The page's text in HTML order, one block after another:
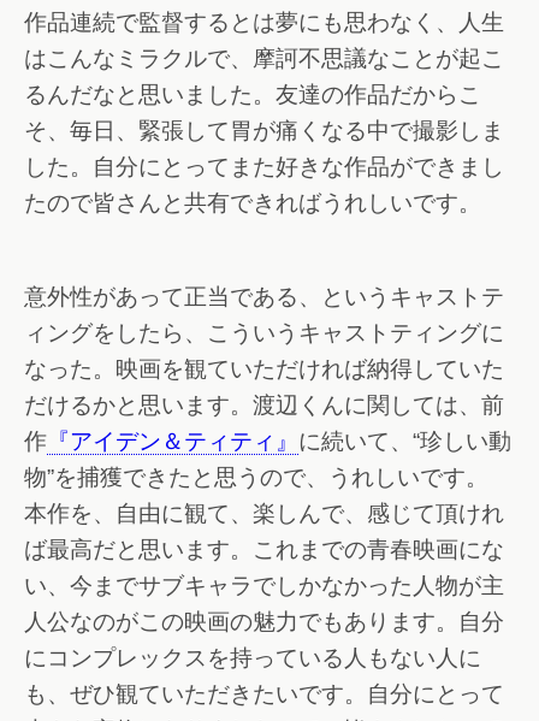
作品連続で監督するとは夢にも思わなく、人生
はこんなミラクルで、摩訶不思議なことが起こ
るんだなと思いました。友達の作品だからこ
そ、毎日、緊張して胃が痛くなる中で撮影しま
した。自分にとってまた好きな作品ができまし
たので皆さんと共有できればうれしいです。
意外性があって正当である、というキャストテ
ィングをしたら、こういうキャストティングに
なった。映画を観ていただければ納得していた
だけるかと思います。渡辺くんに関しては、前
作 『アイデン＆ティティ』 に続いて、“珍しい動
物”を捕獲できたと思うので、うれしいです。
本作を、自由に観て、楽しんで、感じて頂けれ
ば最高だと思います。これまでの青春映画にな
い、今までサブキャラでしかなかった人物が主
人公なのがこの映画の魅力でもあります。自分
にコンプレックスを持っている人もない人に
も、ぜひ観ていただきたいです。自分にとって